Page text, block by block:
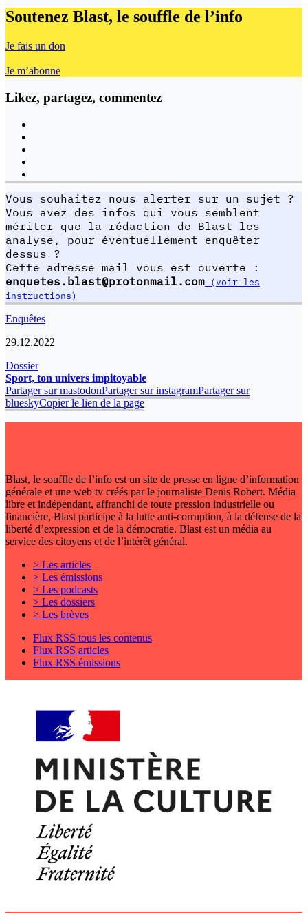
Soutenez Blast, le souffle de l’info
Je fais un don
Je m’abonne
Likez, partagez, commentez
Vous souhaitez nous alerter sur un sujet ?
Vous avez des infos qui vous semblent
mériter que la rédaction de Blast les
analyse, pour éventuellement enquêter
dessus ?
Cette adresse mail vous est ouverte :
enquetes.blast@protonmail.com (voir les
instructions)
Enquêtes
29.12.2022
Dossier
Sport, ton univers impitoyable
Partager sur mastodonPartager sur instagramPartager sur
blueskyCopier le lien de la page
Blast, le souffle de l’info est un site de presse en ligne d’information
générale et une web tv créés par le journaliste Denis Robert. Média
libre et indépendant, affranchi de toute pression industrielle ou
financière, Blast participe à la lutte anti-corruption, à la défense de la
liberté d’expression et de la démocratie. Blast est un média au
service des citoyens et de l’intérêt général.
> Les articles
> Les émissions
> Les podcasts
> Les dossiers
> Les brèves
Flux RSS tous les contenus
Flux RSS articles
Flux RSS émissions